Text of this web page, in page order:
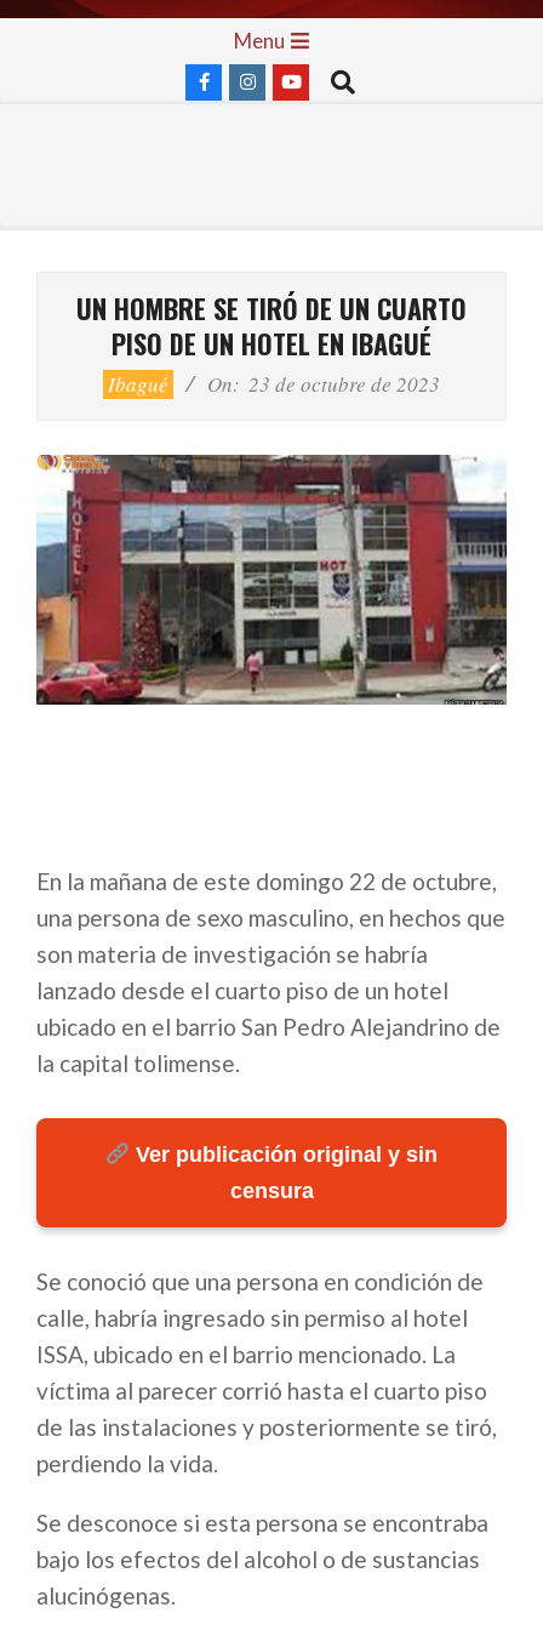
Skip
Menu
Search
UN HOMBRE SE TIRÓ DE UN CUARTO
PISO DE UN HOTEL EN IBAGUÉ
Ibagué On: 23 de octubre de 2023
En la mañana de este domingo 22 de octubre,
una persona de sexo masculino, en hechos que
son materia de investigación se habría
lanzado desde el cuarto piso de un hotel
ubicado en el barrio San Pedro Alejandrino de
la capital tolimense.
Ver publicación original y sin
censura
Se conoció que una persona en condición de
calle, habría ingresado sin permiso al hotel
ISSA, ubicado en el barrio mencionado. La
víctima al parecer corrió hasta el cuarto piso
de las instalaciones y posteriormente se tiró,
perdiendo la vida.
Se desconoce si esta persona se encontraba
bajo los efectos del alcohol o de sustancias
alucinógenas.